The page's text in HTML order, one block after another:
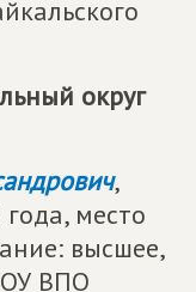
округ
,
место
высшее,
ВПО